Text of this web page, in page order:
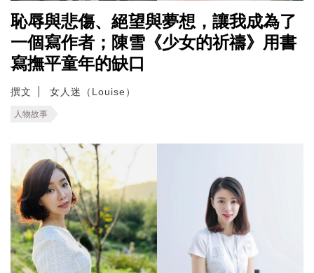
恥辱與悲傷、絕望與夢想，讓我成為了
一個寫作者；陳雪《少女的祈禱》用書
寫撫平童年的缺口
撰文 女人迷（Louise）
人物故事